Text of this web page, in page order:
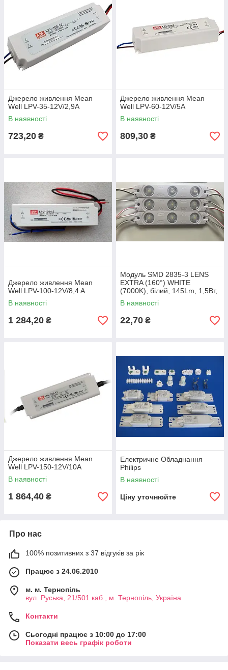
Джерело живлення Mean
Well LPV-35-12V/2,9A
В наявності
723,20 ₴
Джерело живлення Mean
Well LPV-60-12V/5A
В наявності
809,30 ₴
Джерело живлення Mean
Well LPV-100-12V/8,4 A
В наявності
1 284,20 ₴
Модуль SMD 2835-3 LENS
EXTRA (160°) WHITE
(7000K), білий, 145Lm, 1,5Вт,
IP65
В наявності
22,70 ₴
Джерело живлення Mean
Well LPV-150-12V/10A
В наявності
1 864,40 ₴
Електричне Обладнання
Philips
В наявності
Ціну уточнюйте
Про нас
100% позитивних з 37 відгуків за рік
Працює з 24.06.2010
м. м. Тернопіль
вул. Руська, 21/501 каб., м. Тернопіль, Україна
Контакти
Сьогодні працює з 10:00 до 17:00
Показати весь графік роботи